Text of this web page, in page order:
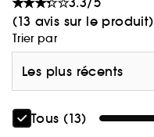
(13 avis sur le produit)
Trier par
Les plus récents
Tous (13)